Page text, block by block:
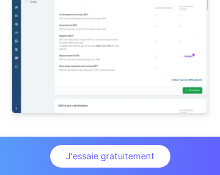
J'essaie gratuitement